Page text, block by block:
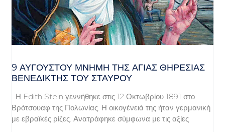
9 ΑΥΓΟΥΣΤΟΥ ΜΝΗΜΗ ΤΗΣ ΑΓΙΑΣ ΘΗΡΕΣΙΑΣ
ΒΕΝΕΔΙΚΤΗΣ ΤΟΥ ΣΤΑΥΡΟΥ
Η Edith Stein γεννήθηκε στις 12 Οκτωβρίου 1891 στο
Βρότσουαφ της Πολωνίας. Η οικογένειά της ήταν γερμανική
με εβραϊκές ρίζες. Ανατράφηκε σύμφωνα με τις αξίες